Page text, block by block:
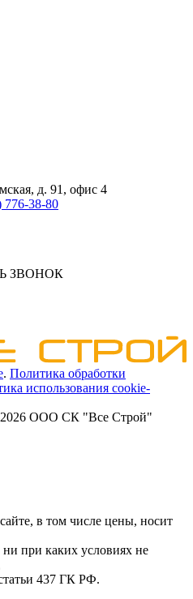
д. 91, офис 4
776-38-80
ЗВОНОК
. Политика обработки
использования cookie-
2026 ООО СК "Все Строй"
в том числе цены, носит
при каких условиях не
437 ГК РФ.